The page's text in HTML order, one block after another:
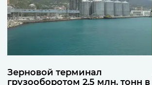
Зерновой терминал
грузооборотом 2,5 млн. тонн в